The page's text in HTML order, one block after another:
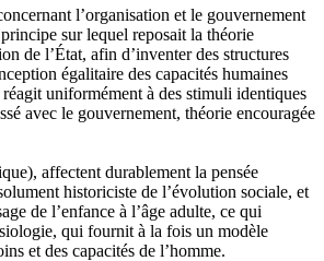
l’organisation et le gouvernement
sur lequel reposait la théorie
de l’État, afin d’inventer des structures
égalitaire des capacités humaines
uniformément à des stimuli identiques
avec le gouvernement, théorie encouragée
affectent durablement la pensée
historiciste de l’évolution sociale, et
de l’enfance à l’âge adulte, ce qui
qui fournit à la fois un modèle
et des capacités de l’homme.